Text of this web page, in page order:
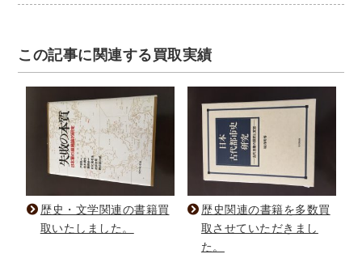
この記事に関連する買取実績
歴史・文学関連の書籍買
取いたしました。
歴史関連の書籍を多数買
取させていただきまし
た。